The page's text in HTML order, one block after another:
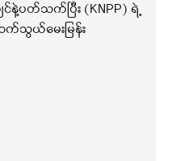
နဲ့ပတ်သက်ပြီး (KNPP) ရဲ့
သွယ်မေးမြန်း